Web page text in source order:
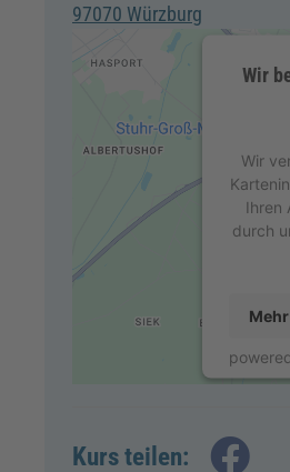
97070 Würzburg
Wir
Wir
Ihren
durch
Kurs teilen: